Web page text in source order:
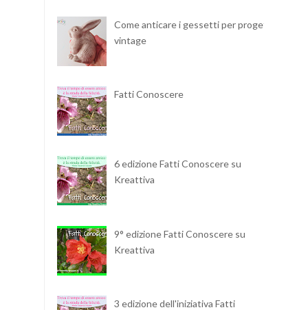
Come anticare i gessetti per progetti
vintage
Fatti Conoscere
6 edizione Fatti Conoscere su
Kreattiva
9° edizione Fatti Conoscere su
Kreattiva
3 edizione dell'iniziativa Fatti